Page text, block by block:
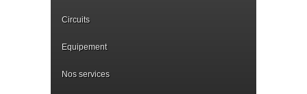
Circuits
Equipement
Nos services